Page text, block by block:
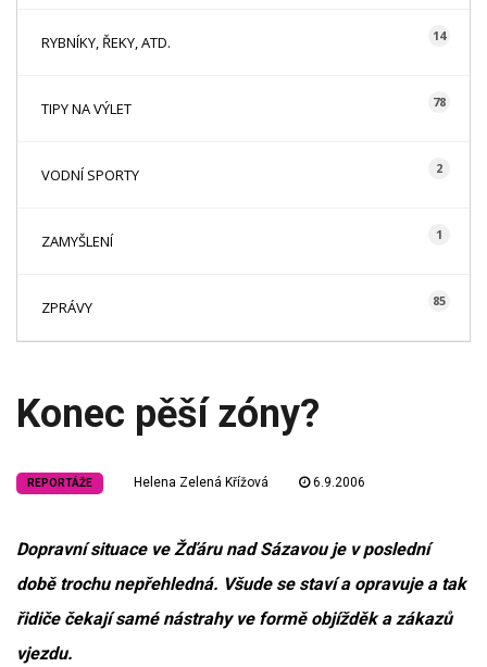
RYBNÍKY, ŘEKY, ATD. 14
TIPY NA VÝLET 78
VODNÍ SPORTY 2
ZAMYŠLENÍ 1
ZPRÁVY 85
Konec pěší zóny?
REPORTÁŽE Helena Zelená Křížová 6.9.2006
Dopravní situace ve Žďáru nad Sázavou je v poslední
době trochu nepřehledná. Všude se staví a opravuje a tak
řidiče čekají samé nástrahy ve formě objížděk a zákazů
vjezdu.